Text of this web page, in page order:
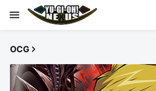
OCG